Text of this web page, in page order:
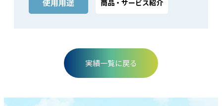
使⽤⽤途 商品‧サービス紹介
実績⼀覧に戻る